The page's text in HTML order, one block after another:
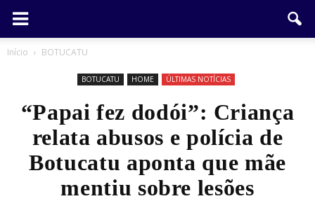
Início BOTUCATU
BOTUCATU HOME ÚLTIMAS NOTÍCIAS
“Papai fez dodói”: Criança
relata abusos e polícia de
Botucatu aponta que mãe
mentiu sobre lesões